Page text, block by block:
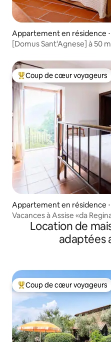
Appartement en résidence ⋅
[Domus Sant'Agnese] à 50
Coups de cœur voyageurs
Coup de cœur voyageurs
Appartement en résidence ⋅
Vacances à Assise «da
Location de
adaptées
Coups de cœur voyageurs
Coup de cœur voyageurs